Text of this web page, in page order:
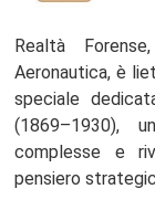
Realtà
Aeronautica, è
speciale
(1869–1930),
complesse e
pensiero